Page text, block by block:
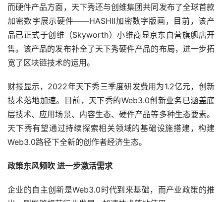
而硬件产品方面，天下秀还与创维集团共同发布了全球首款
加密数字展示硬件——HASHII加密数字版画，目前，该产
品已正式于创维（Skyworth）小维商显京东自营旗舰店开
售。该产品的发布补全了天下秀硬件产品的布局，进一步拓
宽了区块链技术的运用。
财报显示，2022年天下秀三季度研发费用为1.2亿元，创新
技术落地加速。目前，天下秀的Web3.0创新业务已涵盖底
层技术、应用场景、内容生态、硬件产品等多种生态要素。
天下秀有望通过持续探索相关领域的基础设施搭建，构建
Web3.0路径下全新的创作者经济生态。
政策东风频吹 进一步激活需求
企业的自主创新是Web3.0时代到来基础，而产业政策的推